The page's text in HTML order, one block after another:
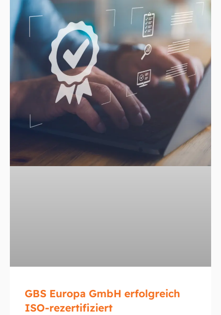
GBS Europa GmbH erfolgreich
ISO-rezertifiziert